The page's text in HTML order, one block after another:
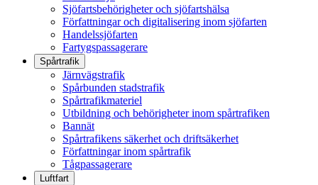
Sjöfartsbehörigheter och sjöfartshälsa
Författningar och digitalisering inom sjöfarten
Handelssjöfarten
Fartygspassagerare
Spårtrafik
Järnvägstrafik
Spårbunden stadstrafik
Spårtrafikmateriel
Utbildning och behörigheter inom spårtrafiken
Bannät
Spårtrafikens säkerhet och driftsäkerhet
Författningar inom spårtrafik
Tågpassagerare
Luftfart